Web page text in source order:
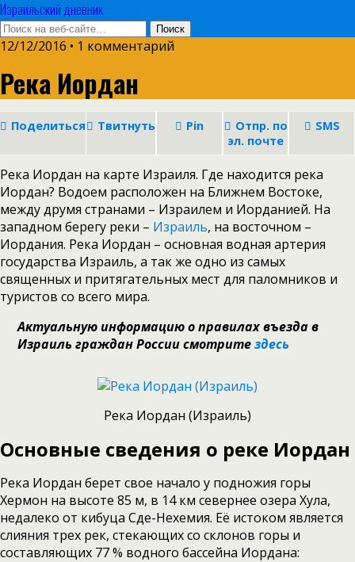
Израильский дневник
12/12/2016 • 1 комментарий
Река Иордан
Поделиться Твитнуть Pin
Отпр. по
эл. почте
SMS
Река Иордан на карте Израиля. Где находится река
Иордан? Водоем расположен на Ближнем Востоке,
между друмя странами – Израилем и Иорданией. На
западном берегу реки – Израиль, на восточном –
Иордания. Река Иордан – основная водная артерия
государства Израиль, а так же одно из самых
священных и притягательных мест для паломников и
туристов со всего мира.
Актуальную информацию о правилах въезда в
Израиль граждан России смотритездесь
Река Иордан (Израиль)
Основные сведения о реке Иордан
Река Иордан берет свое начало у подножия горы
Хермон на высоте 85 м, в 14 км севернее озера Хула,
недалеко от кибуца Сде-Нехемия. Её истоком является
слияния трех рек, стекающих со склонов горы и
составляющих 77 % водного бассейна Иордана: